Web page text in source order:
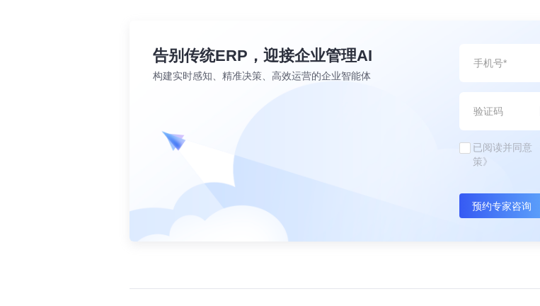
告别传统ERP，迎接企业管理AI
构建实时感知、精准决策、高效运营的企业智能体
已阅读并同意
策》
预约专家咨询